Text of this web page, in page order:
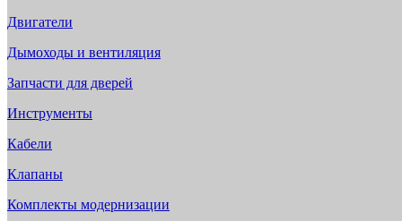
Двигатели
Дымоходы и вентиляция
Запчасти для дверей
Инструменты
Кабели
Клапаны
Комплекты модернизации